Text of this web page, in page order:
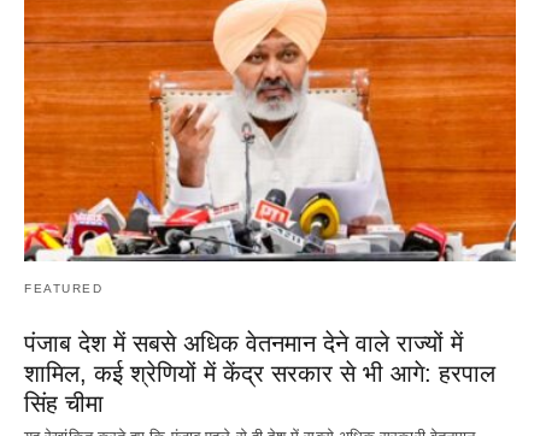
FEATURED
पंजाब देश में सबसे अधिक वेतनमान देने वाले राज्यों में
शामिल, कई श्रेणियों में केंद्र सरकार से भी आगे: हरपाल
सिंह चीमा